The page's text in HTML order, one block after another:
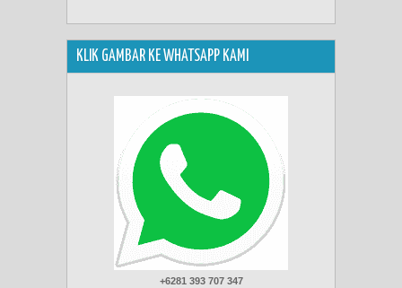
KLIK GAMBAR KE WHATSAPP KAMI
+6281 393 707 347